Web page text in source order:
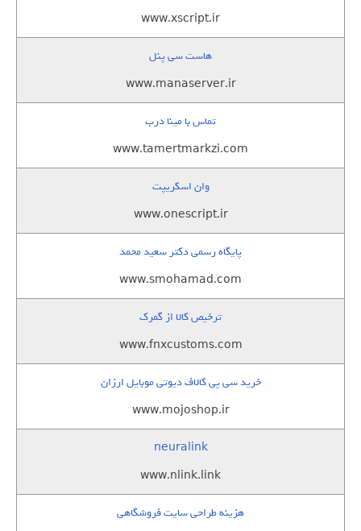
www.xscript.ir
هاست سی پنل
www.manaserver.ir
تماس با مینا درب
www.tamertmarkzi.com
وان اسکریپت
www.onescript.ir
پایگاه رسمی دکتر سعید محمد
www.smohamad.com
ترخیص کالا از گمرک
www.fnxcustoms.com
خرید سی پی کالاف دیوتی موبایل ارزان
www.mojoshop.ir
neuralink
www.nlink.link
هزینه طراحی سایت فروشگاهی